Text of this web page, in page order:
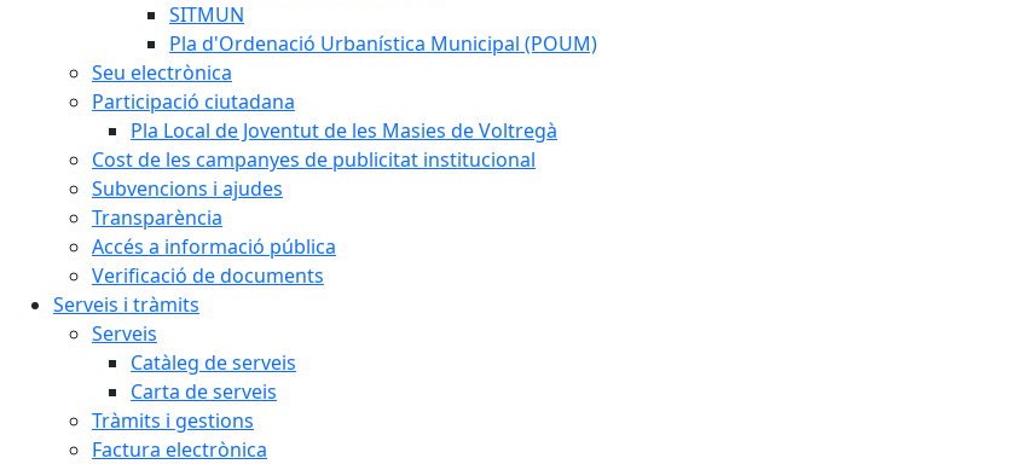
SITMUN
Pla d'Ordenació Urbanística Municipal (POUM)
Seu electrònica
Participació ciutadana
Pla Local de Joventut de les Masies de Voltregà
Cost de les campanyes de publicitat institucional
Subvencions i ajudes
Transparència
Accés a informació pública
Verificació de documents
Serveis i tràmits
Serveis
Catàleg de serveis
Carta de serveis
Tràmits i gestions
Factura electrònica